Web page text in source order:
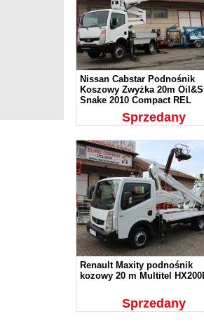
Nissan Cabstar Podnośnik
Koszowy Zwyżka 20m
Snake 2010 Compact REL
Sprzedany
Renault Maxity podnośnik
kozowy 20 m Multitel
Sprzedany